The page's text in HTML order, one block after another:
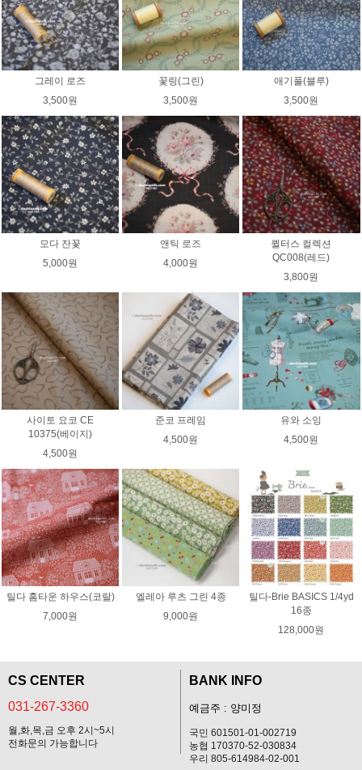
그레이 로즈
3,500원
꽃링(그린)
3,500원
애기풀(블루)
3,500원
모다 잔꽃
5,000원
앤틱 로즈
4,000원
퀼터스 컬렉션
QC008(레드)
3,800원
사이토 요코 CE
10375(베이지)
4,500원
준코 프레임
4,500원
유와 소잉
4,500원
틸다 홈타운 하우스(코랄)
7,000원
엘레아 루츠 그린 4종
9,000원
틸다-Brie BASICS 1/4yd
16종
128,000원
CS CENTER
031-267-3360
월,화,목,금 오후 2시~5시
전화문의 가능합니다
BANK INFO
예금주 : 양미정
국민 601501-01-002719
농협 170370-52-030834
우리 805-614984-02-001